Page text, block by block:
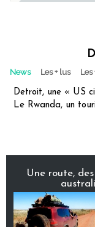
News Les + lus
Detroit, une « US
Le Rwanda, un
Une route,